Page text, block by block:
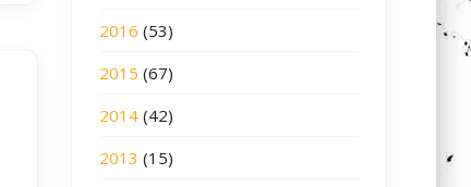
2016 (53)
2015 (67)
2014 (42)
2013 (15)